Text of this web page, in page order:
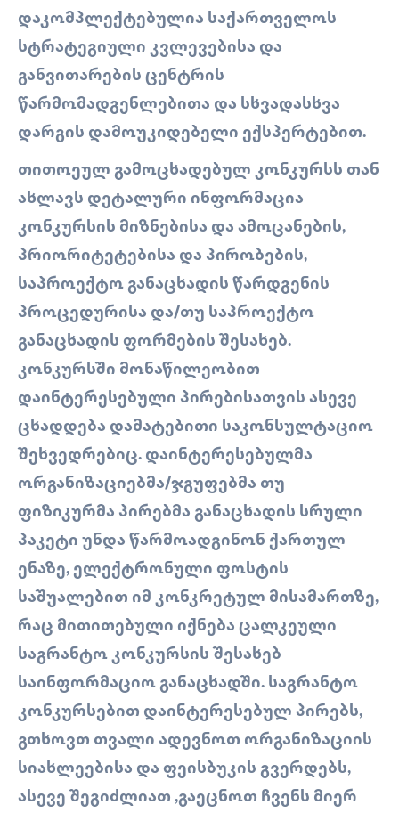
ᲓᲐᲙᲝᲛᲞᲚᲔᲥᲢᲔᲑᲣᲚᲘᲐ ᲡᲐᲥᲐᲠᲗᲕᲔᲚᲝᲡ
ᲡᲢᲠᲐᲢᲔᲒᲘᲣᲚᲘ ᲙᲕᲚᲔᲕᲔᲑᲘᲡᲐ ᲓᲐ
ᲒᲐᲜᲕᲘᲗᲐᲠᲔᲑᲘᲡ ᲪᲔᲜᲢᲠᲘᲡ
ᲬᲐᲠᲛᲝᲛᲐᲓᲒᲔᲜᲚᲔᲑᲘᲗᲐ ᲓᲐ ᲡᲮᲕᲐᲓᲐᲡᲮᲕᲐ
ᲓᲐᲠᲒᲘᲡ ᲓᲐᲛᲝᲣᲙᲘᲓᲔᲑᲔᲚᲘ ᲔᲥᲡᲞᲔᲠᲢᲔᲑᲘᲗ.
ᲗᲘᲗᲝᲔᲣᲚ ᲒᲐᲛᲝᲪᲮᲐᲓᲔᲑᲣᲚ ᲙᲝᲜᲙᲣᲠᲡᲡ ᲗᲐᲜ
ᲐᲮᲚᲐᲕᲡ ᲓᲔᲢᲐᲚᲣᲠᲘ ᲘᲜᲤᲝᲠᲛᲐᲪᲘᲐ
ᲙᲝᲜᲙᲣᲠᲡᲘᲡ ᲛᲘᲖᲜᲔᲑᲘᲡᲐ ᲓᲐ ᲐᲛᲝᲪᲐᲜᲔᲑᲘᲡ,
ᲞᲠᲘᲝᲠᲘᲢᲔᲢᲔᲑᲘᲡᲐ ᲓᲐ ᲞᲘᲠᲝᲑᲔᲑᲘᲡ,
ᲡᲐᲞᲠᲝᲔᲥᲢᲝ ᲒᲐᲜᲐᲪᲮᲐᲓᲘᲡ ᲬᲐᲠᲓᲒᲔᲜᲘᲡ
ᲞᲠᲝᲪᲔᲓᲣᲠᲘᲡᲐ ᲓᲐ/ᲗᲣ ᲡᲐᲞᲠᲝᲔᲥᲢᲝ
ᲒᲐᲜᲐᲪᲮᲐᲓᲘᲡ ᲤᲝᲠᲛᲔᲑᲘᲡ ᲨᲔᲡᲐᲮᲔᲑ.
ᲙᲝᲜᲙᲣᲠᲡᲨᲘ ᲛᲝᲜᲐᲬᲘᲚᲔᲝᲑᲘᲗ
ᲓᲐᲘᲜᲢᲔᲠᲔᲡᲔᲑᲣᲚᲘ ᲞᲘᲠᲔᲑᲘᲡᲐᲗᲕᲘᲡ ᲐᲡᲔᲕᲔ
ᲪᲮᲐᲓᲓᲔᲑᲐ ᲓᲐᲛᲐᲢᲔᲑᲘᲗᲘ ᲡᲐᲙᲝᲜᲡᲣᲚᲢᲐᲪᲘᲝ
ᲨᲔᲮᲕᲔᲓᲠᲔᲑᲘᲪ. ᲓᲐᲘᲜᲢᲔᲠᲔᲡᲔᲑᲣᲚᲛᲐ
ᲝᲠᲒᲐᲜᲘᲖᲐᲪᲘᲔᲑᲛᲐ/ᲯᲒᲣᲤᲔᲑᲛᲐ ᲗᲣ
ᲤᲘᲖᲘᲙᲣᲠᲛᲐ ᲞᲘᲠᲔᲑᲛᲐ ᲒᲐᲜᲐᲪᲮᲐᲓᲘᲡ ᲡᲠᲣᲚᲘ
ᲞᲐᲙᲔᲢᲘ ᲣᲜᲓᲐ ᲬᲐᲠᲛᲝᲐᲓᲒᲘᲜᲝᲜ ᲥᲐᲠᲗᲣᲚ
ᲔᲜᲐᲖᲔ, ᲔᲚᲔᲥᲢᲠᲝᲜᲣᲚᲘ ᲤᲝᲡᲢᲘᲡ
ᲡᲐᲨᲣᲐᲚᲔᲑᲘᲗ ᲘᲛ ᲙᲝᲜᲙᲠᲔᲢᲣᲚ ᲛᲘᲡᲐᲛᲐᲠᲗᲖᲔ,
ᲠᲐᲪ ᲛᲘᲗᲘᲗᲔᲑᲣᲚᲘ ᲘᲥᲜᲔᲑᲐ ᲪᲐᲚᲙᲔᲣᲚᲘ
ᲡᲐᲒᲠᲐᲜᲢᲝ ᲙᲝᲜᲙᲣᲠᲡᲘᲡ ᲨᲔᲡᲐᲮᲔᲑ
ᲡᲐᲘᲜᲤᲝᲠᲛᲐᲪᲘᲝ ᲒᲐᲜᲐᲪᲮᲐᲓᲨᲘ. ᲡᲐᲒᲠᲐᲜᲢᲝ
ᲙᲝᲜᲙᲣᲠᲡᲔᲑᲘᲗ ᲓᲐᲘᲜᲢᲔᲠᲔᲡᲔᲑᲣᲚ ᲞᲘᲠᲔᲑᲡ,
ᲒᲗᲮᲝᲕᲗ ᲗᲕᲐᲚᲘ ᲐᲓᲔᲕᲜᲝᲗ ᲝᲠᲒᲐᲜᲘᲖᲐᲪᲘᲘᲡ
ᲡᲘᲐᲮᲚᲔᲔᲑᲘᲡᲐ ᲓᲐ ᲤᲔᲘᲡᲑᲣᲙᲘᲡ ᲒᲕᲔᲠᲓᲔᲑᲡ,
ᲐᲡᲔᲕᲔ ᲨᲔᲒᲘᲫᲚᲘᲐᲗ ,ᲒᲐᲔᲪᲜᲝᲗ ᲩᲕᲔᲜᲡ ᲛᲘᲔᲠ